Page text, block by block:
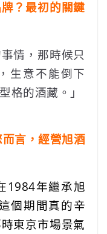
？最初的關鍵
情，那時候只
生意不能倒下
格的酒藏。」
言，經營旭酒
1984年繼承旭
個期間真的辛
東京市場景氣